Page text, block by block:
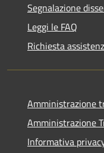
Segnalazione
Leggi le FAQ
Richiesta
Amministrazione
Amministrazione
Informativa